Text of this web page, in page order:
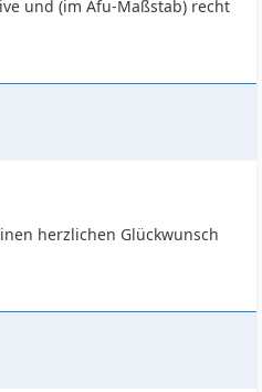
und (im Afu-Maßstab) recht
herzlichen Glückwunsch